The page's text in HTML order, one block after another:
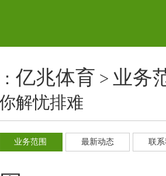
亿兆体育 > 业务
解忧排难
业务范围 最新动态 联